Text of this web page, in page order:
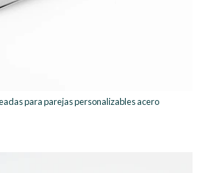
para parejas personalizables acero